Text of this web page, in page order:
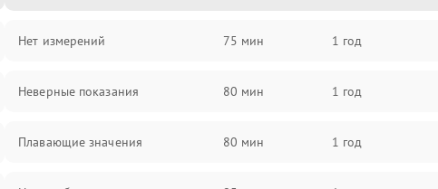
Нет измерений 75 мин 1 год
Неверные показания 80 мин 1 год
Плавающие значения 80 мин 1 год